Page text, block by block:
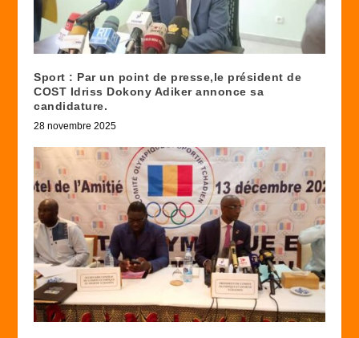
Sport : Par un point de presse,le président de
COST Idriss Dokony Adiker annonce sa
candidature.
28 novembre 2025